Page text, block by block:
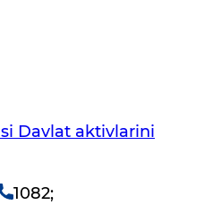
Davlat aktivlarini
1082;